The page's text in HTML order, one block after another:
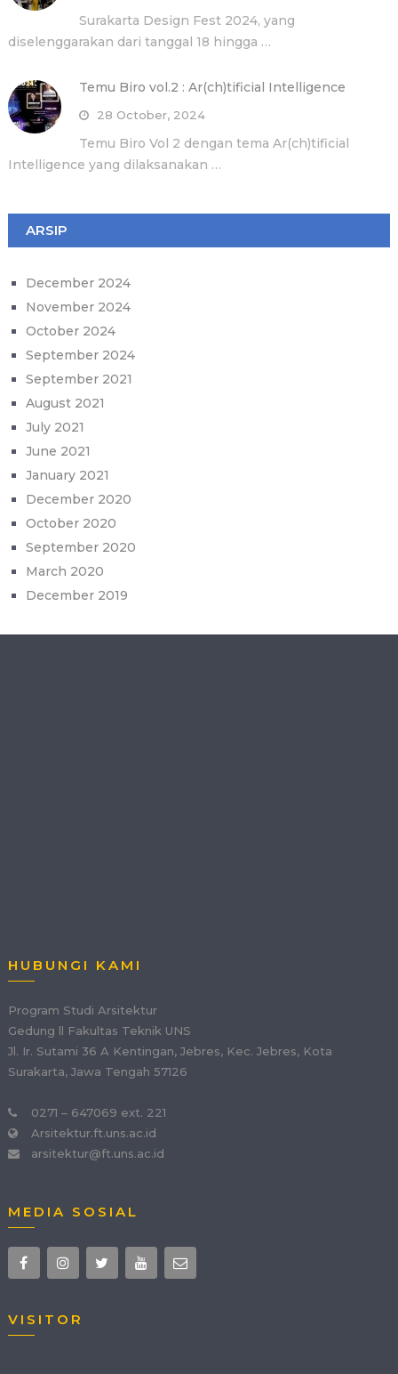
Surakarta Design Fest 2024, yang
diselenggarakan dari tanggal 18 hingga …
Temu Biro vol.2 : Ar(ch)tificial Intelligence
28 October, 2024
Temu Biro Vol 2 dengan tema Ar(ch)tificial
Intelligence yang dilaksanakan …
ARSIP
December 2024
November 2024
October 2024
September 2024
September 2021
August 2021
July 2021
June 2021
January 2021
December 2020
October 2020
September 2020
March 2020
December 2019
HUBUNGI KAMI
Program Studi Arsitektur
Gedung ll Fakultas Teknik UNS
Jl. Ir. Sutami 36 A Kentingan, Jebres, Kec. Jebres, Kota
Surakarta, Jawa Tengah 57126
0271 – 647069 ext. 221
Arsitektur.ft.uns.ac.id
arsitektur@ft.uns.ac.id
MEDIA SOSIAL
VISITOR